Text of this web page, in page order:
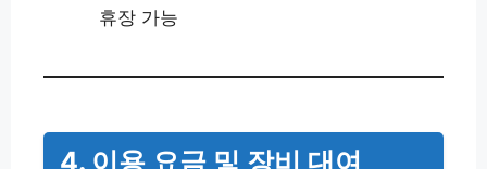
휴장 가능
4. 이용 요금 및 장비 대여